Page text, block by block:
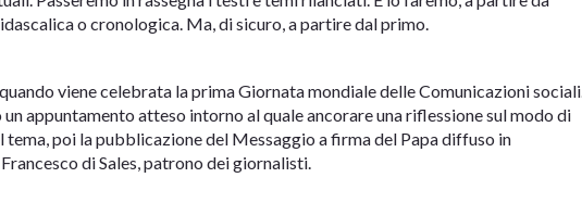
o cronologica. Ma, di sicuro, a partire dal primo.
viene celebrata la prima Giornata mondiale delle Comunicazioni sociali.
appuntamento atteso intorno al quale ancorare una riflessione sul modo di
tema, poi la pubblicazione del Messaggio a firma del Papa diffuso in
di Sales, patrono dei giornalisti.